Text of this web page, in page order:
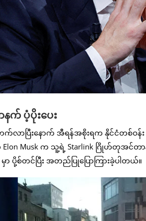
က် ပံ့ပိုးပေး
င့်တက်လာပြီးနောက် အီရန်အစိုးရက နိုင်ငံတ
Musk က သူ့ရဲ့ Starlink ဂြိုဟ်တုအင်
မှာ ပို့စ်တင်ပြီး အတည်ပြုပြောကြားခဲ့ပါတယ်။